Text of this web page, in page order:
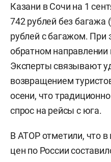
Казани в Сочи на 1
742 рублей без багажа
рублей с багажом. При
обратном направлении
Эксперты связывают
возвращением
осени, что
спрос на рейсы с юга.
В АТОР отметили, что
цен по России